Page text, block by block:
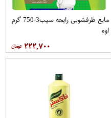
مایع ظرفشویی رایحه سیب3-750 گرم
اوه
۲۲۲,۷۰۰